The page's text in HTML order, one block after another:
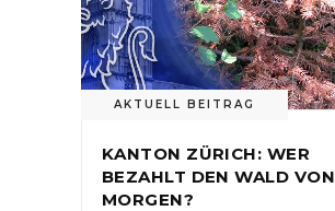
AKTUELL BEITRAG
KANTON ZÜRICH: WER
BEZAHLT DEN WALD VON
MORGEN?